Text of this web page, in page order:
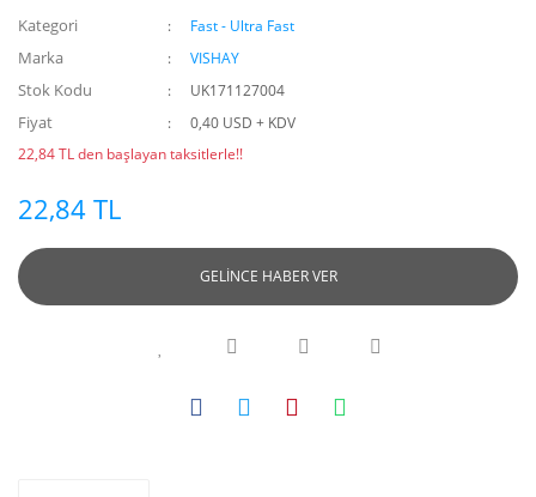
Kategori Fast - Ultra Fast
Marka VISHAY
Stok Kodu UK171127004
Fiyat
0,40 USD + KDV
22,84 TL den başlayan taksitlerle!!
22,84 TL
GELİNCE HABER VER